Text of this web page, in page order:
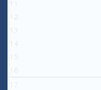
11
12
13
14
15
16
17